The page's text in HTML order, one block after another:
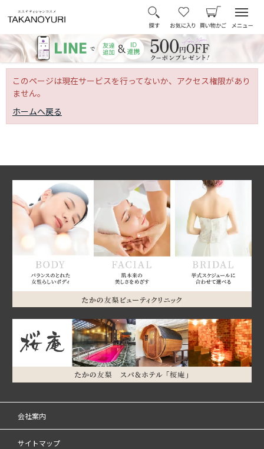
このページは現在サービスを行ってないか、アクセス権限があり
ません。
ホームへ戻る
会社案内
サイトマップ